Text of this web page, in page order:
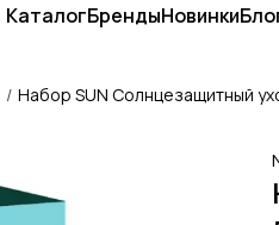
КаталогБрендыНовинки
Набор SUN Солнцезащитный